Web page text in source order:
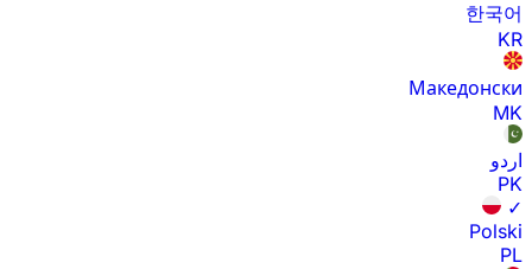
한국어
KR
Македонски
MK
اردو
PK
✓
Polski
PL